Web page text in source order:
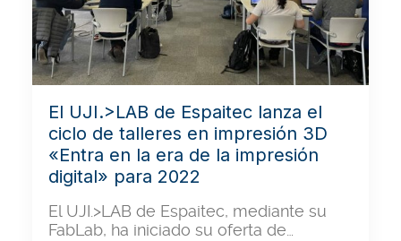
El UJI.>LAB de Espaitec lanza el
ciclo de talleres en impresión 3D
«Entra en la era de la impresión
digital» para 2022
El UJI.>LAB de Espaitec, mediante su
FabLab, ha iniciado su oferta de…